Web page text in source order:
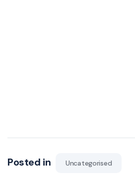
Posted in Uncategorised